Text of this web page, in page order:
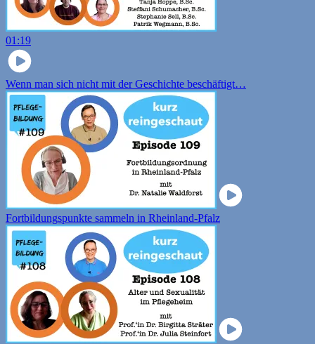
01:19
Wenn man sich nicht mit der Geschichte beschäftigt…
Fortbildungspunkte sammeln in Rheinland-Pfalz